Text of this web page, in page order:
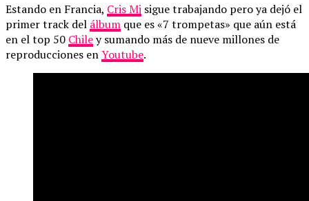
Estando en Francia, Cris Mj sigue trabajando pero ya dejó el
primer track del álbum que es «7 trompetas» que aún está
en el top 50 Chiley sumando más de nueve millones de
reproducciones enYoutube.